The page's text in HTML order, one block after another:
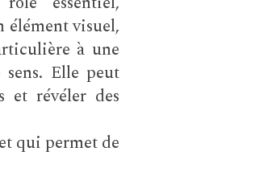
élément visuel,
à une
Elle peut
et révéler des
qui permet de